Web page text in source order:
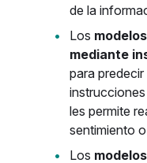
de la
Los
mediante
para
les permite
sentimiento
Los